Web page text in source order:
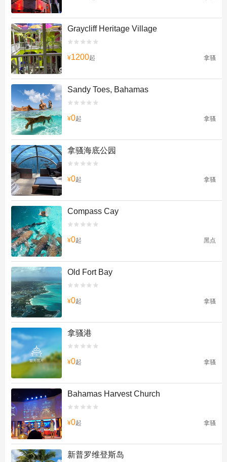
Graycliff Heritage Village


¥1200起 拿骚
Sandy Toes, Bahamas


¥0起 拿骚
拿骚海底公园


¥0起 拿骚
Compass Cay


¥0起 黑点
Old Fort Bay


¥0起 拿骚
拿骚港


¥0起 拿骚
Bahamas Harvest Church


¥0起 拿骚
新普罗维登斯岛